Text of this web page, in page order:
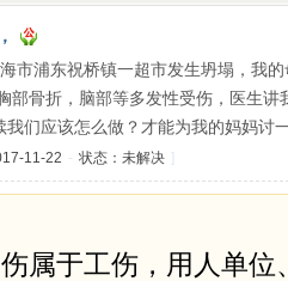
市浦东祝桥镇一超市发生坍塌，我
部骨折，脑部等多发性受伤，医生
们应该怎么做？才能为我的妈妈讨
11-22 - 状态：未解决
属于工伤，用人单